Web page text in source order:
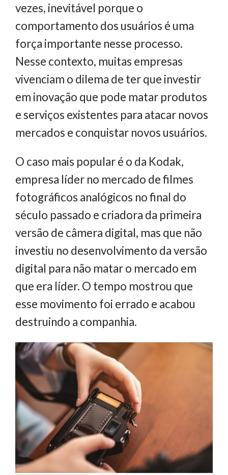
vezes, inevitável porque o
comportamento dos usuários é uma
força importante nesse processo.
Nesse contexto, muitas empresas
vivenciam o dilema de ter que investir
em inovação que pode matar produtos
e serviços existentes para atacar novos
mercados e conquistar novos usuários.
O caso mais popular é o da Kodak,
empresa líder no mercado de filmes
fotográficos analógicos no final do
século passado e criadora da primeira
versão de câmera digital, mas que não
investiu no desenvolvimento da versão
digital para não matar o mercado em
que era líder. O tempo mostrou que
esse movimento foi errado e acabou
destruindo a companhia.